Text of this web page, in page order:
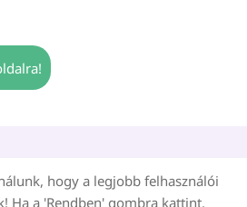
Sütik kezelése
hogy a legjobb felhasználói
Ha a 'Rendben' gombra kattint,